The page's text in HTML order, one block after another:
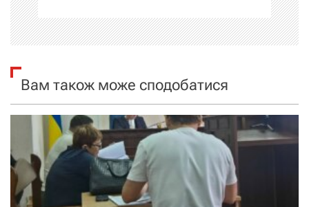
і
я
з
а
и
с
Вам також може сподобатися